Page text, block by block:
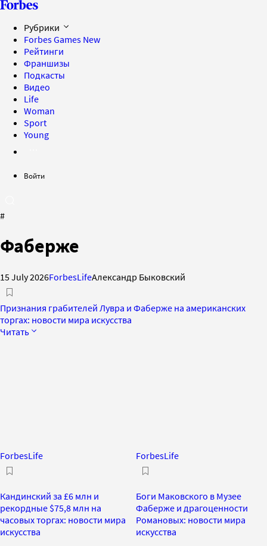
Рубрики
Forbes Games New
Рейтинги
Франшизы
Подкасты
Видео
Life
Woman
Sport
Young
Войти
#
Фаберже
15 July 2026ForbesLifeАлександр Быковский
Признания грабителей Лувра и Фаберже на американских
торгах: новости мира искусства
Читать
ForbesLife
Кандинский за £6 млн и
рекордные $75,8 млн на
часовых торгах: новости мира
искусства
ForbesLife
Боги Маковского в Музее
Фаберже и драгоценности
Романовых: новости мира
искусства